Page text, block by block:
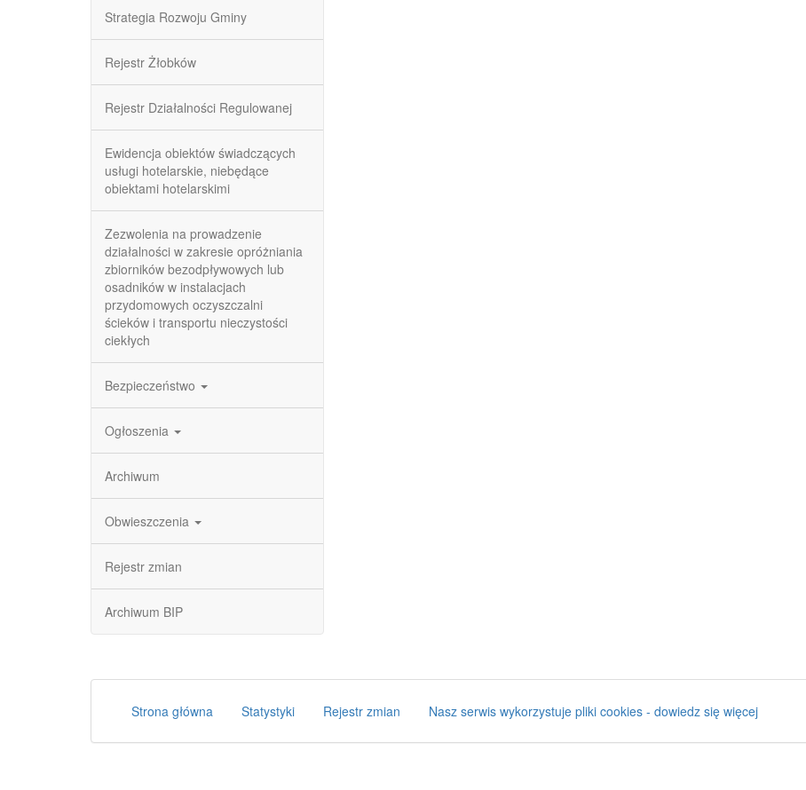
Strategia Rozwoju Gminy
Rejestr Żłobków
Rejestr Działalności Regulowanej
Ewidencja obiektów świadczących
usługi hotelarskie, niebędące
obiektami hotelarskimi
Zezwolenia na prowadzenie
działalności w zakresie opróżniania
zbiorników bezodpływowych lub
osadników w instalacjach
przydomowych oczyszczalni
ścieków i transportu nieczystości
ciekłych
Bezpieczeństwo
Ogłoszenia
Archiwum
Obwieszczenia
Rejestr zmian
Archiwum BIP
Strona główna Statystyki Rejestr zmian Nasz serwis wykorzystuje pliki cookies - dowiedz się więcej